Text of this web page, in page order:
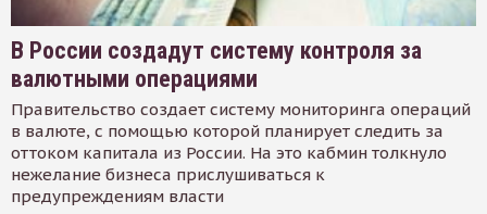
В России создадут систему контроля за
валютными операциями
Правительство создает систему мониторинга операций
в валюте, с помощью которой планирует следить за
оттоком капитала из России. На это кабмин толкнуло
нежелание бизнеса прислушиваться к
предупреждениям власти